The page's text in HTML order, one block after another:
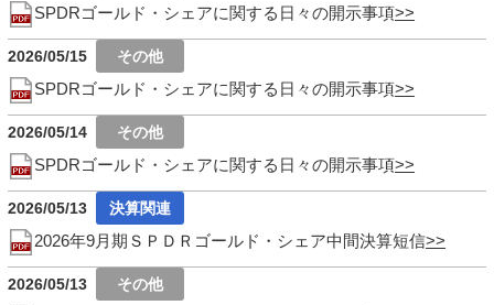
SPDRゴールド・シェアに関する日々の開示事項
2026/05/15
SPDRゴールド・シェアに関する日々の開示事項
2026/05/14
SPDRゴールド・シェアに関する日々の開示事項
2026/05/13
2026年9月期ＳＰＤＲゴールド・シェア中間決算短信
2026/05/13